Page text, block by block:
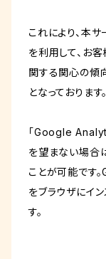
これにより、本
を利用して、お
関する関心の傾
となっております。
「Google
を望まない場合
ことが可能です
をブラウザにイ
す。